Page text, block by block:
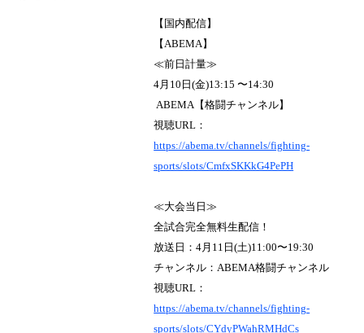
【国内配信】
【ABEMA】
≪前日計量≫
4月10日(金)13:15 〜14:30
ABEMA【格闘チャンネル】
視聴URL：
https://abema.tv/channels/fighting-
sports/slots/CmfxSKKkG4PePH
≪大会当日≫
全試合完全無料生配信！
放送日：4月11日(土)11:00〜19:30
チャンネル：ABEMA格闘チャンネル
視聴URL：
https://abema.tv/channels/fighting-
sports/slots/CYdyPWahRMHdCs